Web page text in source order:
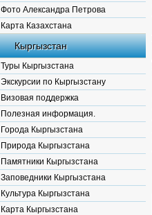
Фото Александра Петрова
Карта Казахстана
Кыргызстан
Туры Кыргызстана
Экскурсии по Кыргызстану
Визовая поддержка
Полезная информация.
Города Кыргызстана
Природа Кыргызстана
Памятники Кыргызстана
Заповедники Кыргызстана
Культура Кыргызстана
Карта Кыргызстана